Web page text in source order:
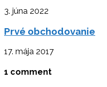
3. júna 2022
Prvé obchodovanie
17. mája 2017
1 comment